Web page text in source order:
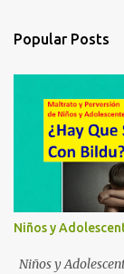
Popular Posts
Niños y
Niños y